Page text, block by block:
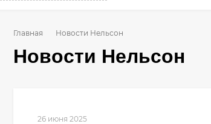
Главная Новости Нельсон
Новости Нельсон
26 июня 2025